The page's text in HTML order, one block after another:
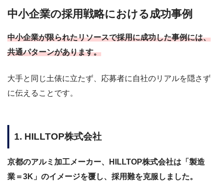
中小企業の採用戦略における成功事例
中小企業が限られたリソースで採用に成功した事例には、
共通パターンがあります。
大手と同じ土俵に立たず、応募者に自社のリアルを隠さず
に伝えることです。
1. HILLTOP株式会社
京都のアルミ加工メーカー、HILLTOP株式会社は「製造
業＝3K」のイメージを覆し、採用難を克服しました。